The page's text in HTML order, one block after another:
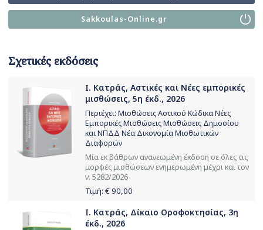
Sakkoulas-Online.gr
Σχετικές εκδόσεις
Ι. Κατράς, Αστικές και Νέες εμπορικές
μισθώσεις, 5η έκδ., 2026
Περιέχει: Μισθώσεις Αστικού Κώδικα Νέες
Εμπορικές Μισθώσεις Μισθώσεις Δημοσίου
και ΝΠΔΔ Νέα Δικονομία Μισθωτικών
Διαφορών
Μία εκ βάθρων ανανεωμένη έκδοση σε όλες τις
μορφές μισθώσεων ενημερωμένη μέχρι και τον
ν. 5282/2026
Τιμή: € 90,00
Ι. Κατράς, Δίκαιο Οροφοκτησίας, 3η
έκδ., 2026